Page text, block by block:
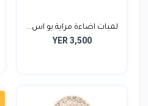
لمبات اضاءة مراية يو اس...
YER 3,500